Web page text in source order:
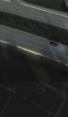
Hidalgo